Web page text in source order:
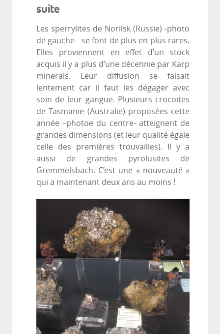
suite
Les sperrylites de Norilsk (Russie) -photo
de gauche- se font de plus en plus rares.
Elles proviennent en effet d’un stock
acquis il y a plus d’une décennie par Karp
minerals. Leur diffusion se faisait
lentement car il faut les dégager avec
soin de leur gangue. Plusieurs crocoites
de Tasmanie (Australie) proposées cette
année –photoe du centre- atteignent de
grandes dimensions (et leur qualité égale
celle des premières trouvailles). Il y a
aussi de grandes pyrolusites de
Gremmelsbach. C’est une « nouveauté »
qui a maintenant deux ans au moins !